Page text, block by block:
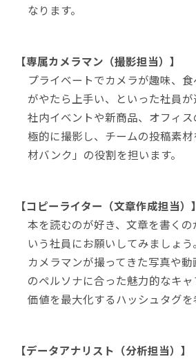
なります。
【専属カメラマン（撮影担当）】
プライベートでカメラが趣味、
がやたら上手い、といった社員が
社内イベントや新商品、オフィ
極的に撮影し、チームの投稿素
材バンク」の役割を担います。
【コピーライター（文章作成担当）】
本を読むのが好き、文章を書く
いう社員にお願いしてみましょう。
カメラマンが撮ってきた写真や
のペルソナに合った魅力的なキ
価値を最大化するハッシュタグを
【データアナリスト（分析担当）】